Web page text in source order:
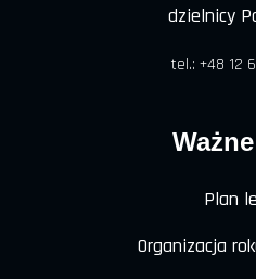
dzielnicy
tel.: +48 12
Plan
Organizacja